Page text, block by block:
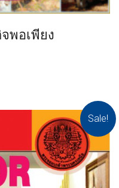
พอเพียง
Sale!